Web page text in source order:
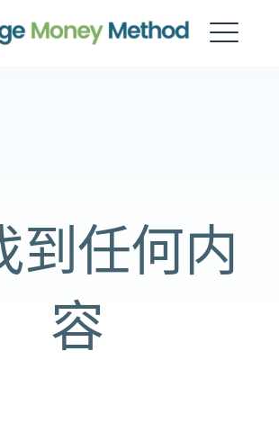
方法
到任何内
容